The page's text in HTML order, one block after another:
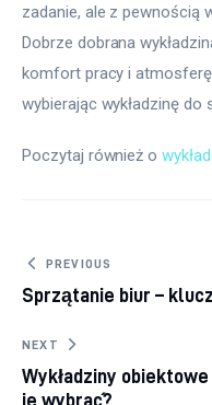
zadanie, ale z pewnością
Dobrze dobrana
komfort pracy i
wybierając wykładzinę do
Poczytaj również o
Nawigacja
wpisu
PREVIOUS
Sprzątanie biur –
NEXT
Wykładziny
je wybrać?